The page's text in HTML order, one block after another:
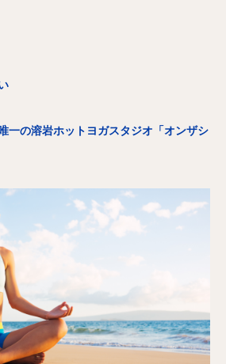
の溶岩ホットヨガスタジオ「オンザシ